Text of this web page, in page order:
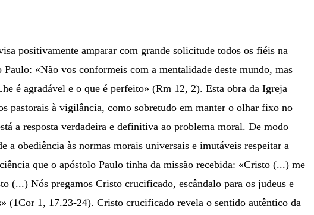
positivamente amparar com grande solicitude todos os fiéis na
«Não vos conformeis com a mentalidade deste mundo, mas
é agradável e o que é perfeito» (Rm 12, 2). Esta obra da Igreja
pastorais à vigilância, como sobretudo em manter o olhar fixo no
a resposta verdadeira e definitiva ao problema moral. De modo
a obediência às normas morais universais e imutáveis respeitar a
que o apóstolo Paulo tinha da missão recebida: «Cristo (...) me
(...) Nós pregamos Cristo crucificado, escândalo para os judeus e
(1Cor 1, 17.23-24). Cristo crucificado revela o sentido autêntico da